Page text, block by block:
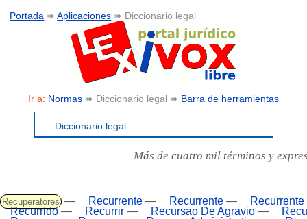
Portada ➠Aplicaciones ➠ Diccionario legal
Ir a: Normas ➠ Diccionario legal ➠ Barra de herramientas
Diccionario legal
Más de cuatro mil términos y
Recuperatores — Recurrente — Recurrente — Recurrente
Recurrido— Recurrir — Recursao De Agravio —